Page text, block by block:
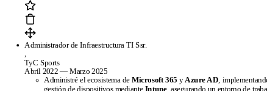
Administrador de Infraestructura TI Ssr.
,
TyC Sports
Abril 2022 — Marzo 2025
Administré el ecosistema de Microsoft 365 yAzure AD,
gestión de dispositivos mediante Intune, asegurando un entorno de